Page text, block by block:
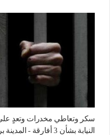
سكر وتعاطي مخدرات وتعدٍ
النيابة بشأن 3 أفارقة - المدينة برس